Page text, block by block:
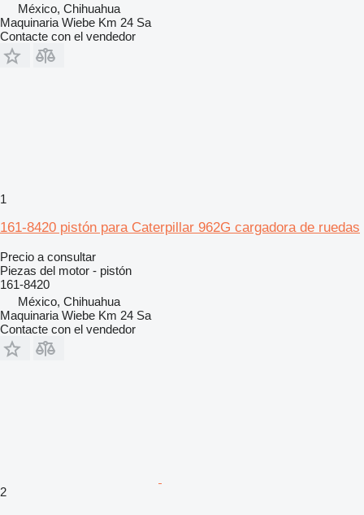
México, Chihuahua
Maquinaria Wiebe Km 24 Sa
Contacte con el vendedor
1
161-8420 pistón para Caterpillar 962G cargadora de ruedas
Precio a consultar
Piezas del motor - pistón
161-8420
México, Chihuahua
Maquinaria Wiebe Km 24 Sa
Contacte con el vendedor
2